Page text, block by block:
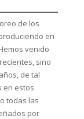
de los
en
venido
sino
de tal
en estos
todas las
por